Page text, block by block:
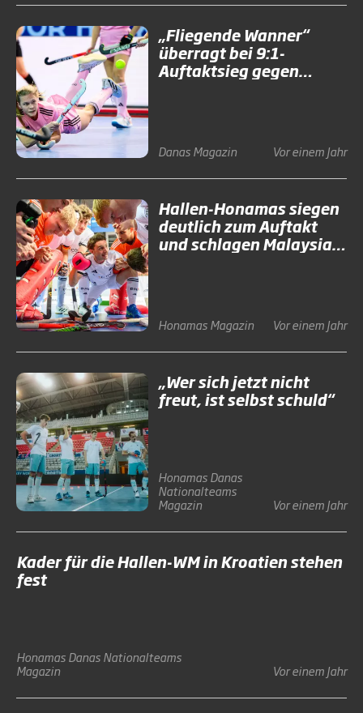
„Fliegende Wanner“
überragt bei 9:1-
Auftaktsieg gegen
DanasMagazin Vor einem Jahr
Hallen-Honamas siegen
deutlich zum Auftakt
und schlagen Malaysia
HonamasMagazin Vor einem Jahr
„Wer sich jetzt nicht
freut, ist selbst schuld“
HonamasDanas
Nationalteams
Magazin
Vor einem Jahr
Kader für die Hallen-WM in Kroatien stehen
fest
HonamasDanasNationalteams
Magazin
Vor einem Jahr